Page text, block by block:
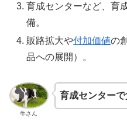
育成センターなど、育
備。
販路拡大や付加価値の
品への展開）。
牛さん
育成センター